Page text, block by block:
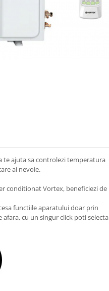
te ajuta sa controlezi temperatura
ai nevoie.
conditionat Vortex, beneficiezi de
functiile aparatului doar prin
cu un singur click poti selecta